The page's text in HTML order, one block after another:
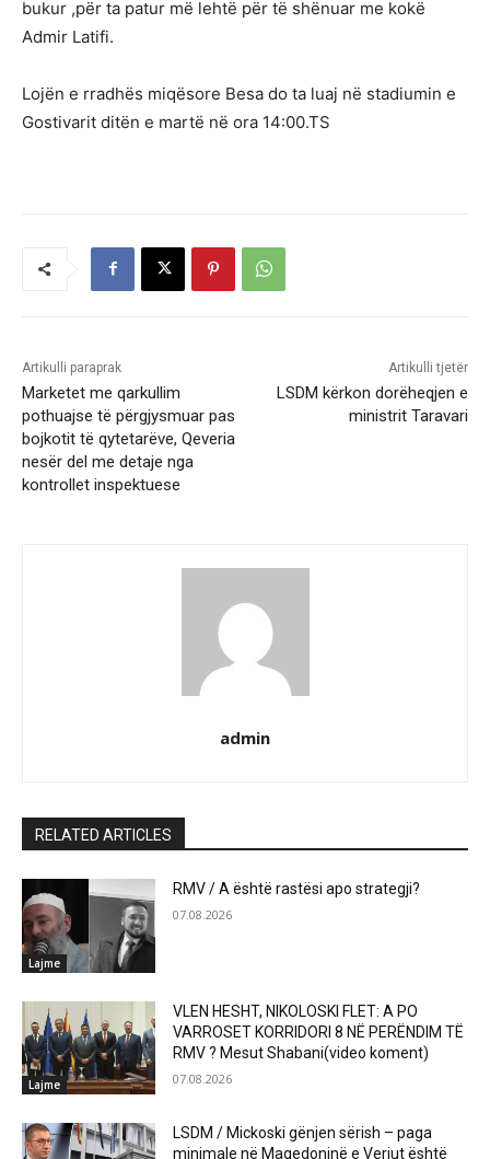
bukur ,për ta patur më lehtë për të shënuar me kokë
Admir Latifi.
Lojën e rradhës miqësore Besa do ta luaj në stadiumin e
Gostivarit ditën e martë në ora 14:00.TS
Artikulli paraprak
Marketet me qarkullim
pothuajse të përgjysmuar pas
bojkotit të qytetarëve, Qeveria
nesër del me detaje nga
kontrollet inspektuese
Artikulli tjetër
LSDM kërkon dorëheqjen e
ministrit Taravari
admin
RELATED ARTICLES
Lajme
RMV / A është rastësi apo strategji?
07.08.2026
Lajme
VLEN HESHT, NIKOLOSKI FLET: A PO
VARROSET KORRIDORI 8 NË PERËNDIM TË
RMV ? Mesut Shabani(video koment)
07.08.2026
LSDM / Mickoski gënjen sërish – paga
minimale në Maqedoninë e Veriut është